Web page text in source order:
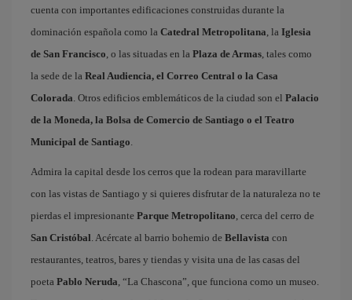
cuenta con importantes edificaciones construidas durante la
dominación española como la Catedral Metropolitana, la Iglesia
de San Francisco, o las situadas en la Plaza de Armas, tales como
la sede de la Real Audiencia, el Correo Central o la Casa
Colorada. Otros edificios emblemáticos de la ciudad son el Palacio
de la Moneda, la Bolsa de Comercio de Santiago o el Teatro
Municipal de Santiago.
Admira la capital desde los cerros que la rodean para maravillarte
con las vistas de Santiago y si quieres disfrutar de la naturaleza no te
pierdas el impresionante Parque Metropolitano, cerca del cerro de
San Cristóbal. Acércate al barrio bohemio de Bellavista con
restaurantes, teatros, bares y tiendas y visita una de las casas del
poeta Pablo Neruda, “La Chascona”, que funciona como un museo.